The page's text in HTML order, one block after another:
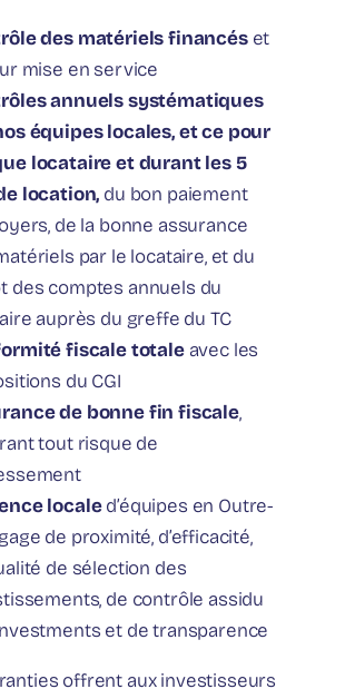
des matériels financéset
mise en service
annuels systématiques
équipes locales, et ce pour
locataire et durant les 5
location, du bon paiement
de la bonne assurance
par le locataire, et du
des comptes annuels du
auprès du greffe du TC
fiscale totaleavec les
du CGI
de bonne fin fiscale,
tout risque de
localed’équipes en Outre-
de proximité, d’efficacité,
de sélection des
de contrôle assidu
et de transparence
offrent aux investisseurs